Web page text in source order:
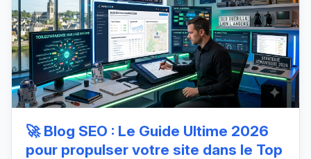
🚀 Blog SEO : Le Guide Ultime 2026
pour propulser votre site dans le Top